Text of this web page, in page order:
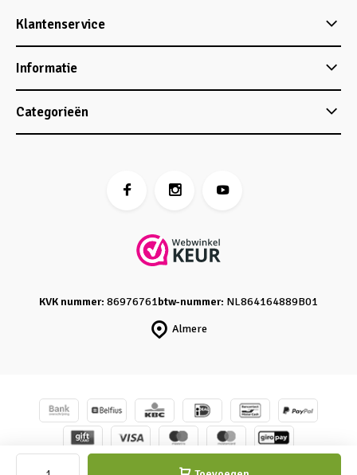
Klantenservice
Informatie
Categorieën
Almere
KVK nummer: 86976761btw-nummer: NL864164889B01
© Caro's Atelier